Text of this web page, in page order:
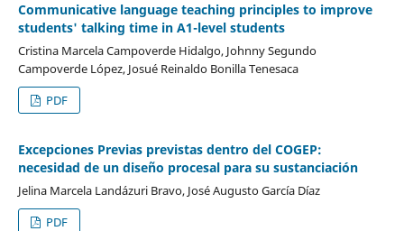
Communicative language teaching principles to improve
students' talking time in A1-level students
Cristina Marcela Campoverde Hidalgo, Johnny Segundo
Campoverde López, Josué Reinaldo Bonilla Tenesaca
PDF
Excepciones Previas previstas dentro del COGEP:
necesidad de un diseño procesal para su sustanciación
Jelina Marcela Landázuri Bravo, José Augusto García Díaz
PDF